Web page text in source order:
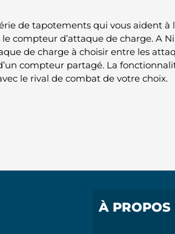
de tapotements qui vous aident à
compteur d’attaque de charge. A
de charge à choisir entre les
compteur partagé. La
le rival de combat de votre choix.
À PROPOS